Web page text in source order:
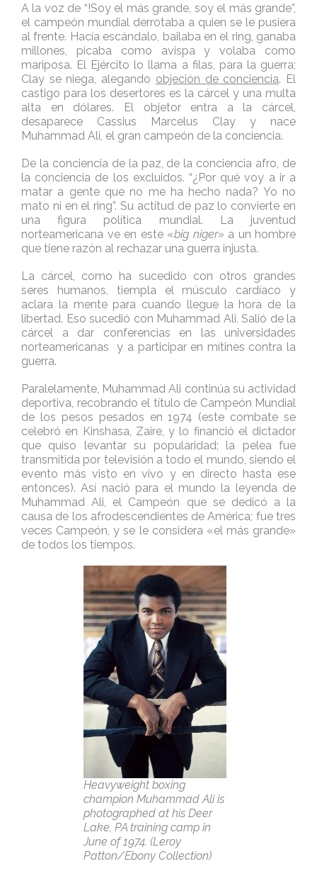
A la voz de “!Soy el más grande, soy el más grande”,
el campeón mundial derrotaba a quien se le pusiera
al frente. Hacía escándalo, bailaba en el ring, ganaba
millones, picaba como avispa y volaba como
mariposa. El Ejército lo llama a filas, para la guerra;
Clay se niega, alegando objeción de conciencia. El
castigo para los desertores es la cárcel y una multa
alta en dólares. El objetor entra a la cárcel,
desaparece Cassius Marcelus Clay y nace
Muhammad Ali, el gran campeón de la conciencia.
De la conciencia de la paz, de la conciencia afro, de
la conciencia de los excluidos. “¿Por qué voy a ir a
matar a gente que no me ha hecho nada? Yo no
mato ni en el ring”. Su actitud de paz lo convierte en
una figura política mundial. La juventud
norteamericana ve en este «big niger» a un hombre
que tiene razón al rechazar una guerra injusta.
La cárcel, como ha sucedido con otros grandes
seres humanos, tiempla el músculo cardíaco y
aclara la mente para cuando llegue la hora de la
libertad. Eso sucedió con Muhammad Ali. Salió de la
cárcel a dar conferencias en las universidades
norteamericanas y a participar en mítines contra la
guerra.
Paralelamente, Muhammad Ali continúa su actividad
deportiva, recobrando el título de Campeón Mundial
de los pesos pesados en 1974 (este combate se
celebró en Kinshasa, Zaire, y lo financió el dictador
que quiso levantar su popularidad; la pelea fue
transmitida por televisión a todo el mundo, siendo el
evento más visto en vivo y en directo hasta ese
entonces). Así nació para el mundo la leyenda de
Muhammad Ali, el Campeón que se dedicó a la
causa de los afrodescendientes de América; fue tres
veces Campeón, y se le considera «el más grande»
de todos los tiempos.
Heavyweight boxing
champion Muhammad Ali is
photographed at his Deer
Lake, PA training camp in
June of 1974. (Leroy
Patton/Ebony Collection)